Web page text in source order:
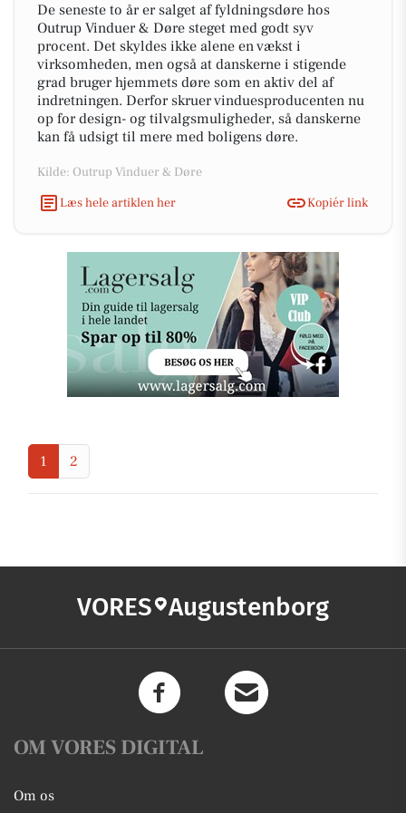
De seneste to år er salget af fyldningsdøre hos
Outrup Vinduer & Døre steget med godt syv
procent. Det skyldes ikke alene en vækst i
virksomheden, men også at danskerne i stigende
grad bruger hjemmets døre som en aktiv del af
indretningen. Derfor skruer vinduesproducenten nu
op for design- og tilvalgsmuligheder, så danskerne
kan få udsigt til mere med boligens døre.
Kilde: Outrup Vinduer & Døre
Læs hele artiklen her
Kopiér link
1 2
VORES Augustenborg
OM VORES DIGITAL
Om os